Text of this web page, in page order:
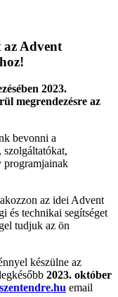
az Advent
2023.
megrendezésre az
bevonni a
szolgáltatókat,
programjainak
az idei Advent
és technikai segítséget
tudjuk az ön
készülne az
2023. október
email